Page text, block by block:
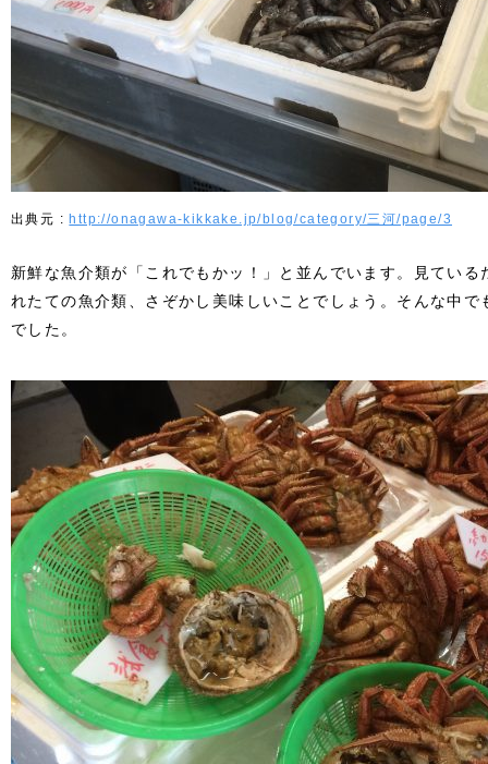
http://onagawa-kikkake.jp/blog/category/三河/page/3
新鮮な魚介類が「これでもかッ！」と並んでいます。見てい
れたての魚介類、さぞかし美味しいことでしょう。そんな中
でした。